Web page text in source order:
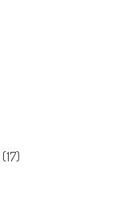
(17)